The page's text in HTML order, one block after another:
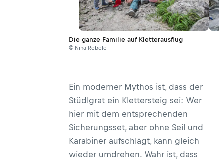
Die ganze Familie auf Kletterausflug
© Nina Rebele
Ein moderner Mythos ist, dass der
Stüdlgrat ein Klettersteig sei: Wer
hier mit dem entsprechenden
Sicherungsset, aber ohne Seil und
Karabiner aufschlägt, kann gleich
wieder umdrehen. Wahr ist, dass